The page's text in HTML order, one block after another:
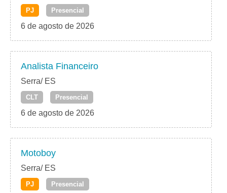
PJ Presencial
6 de agosto de 2026
Analista Financeiro
Serra/ ES
CLT Presencial
6 de agosto de 2026
Motoboy
Serra/ ES
PJ Presencial